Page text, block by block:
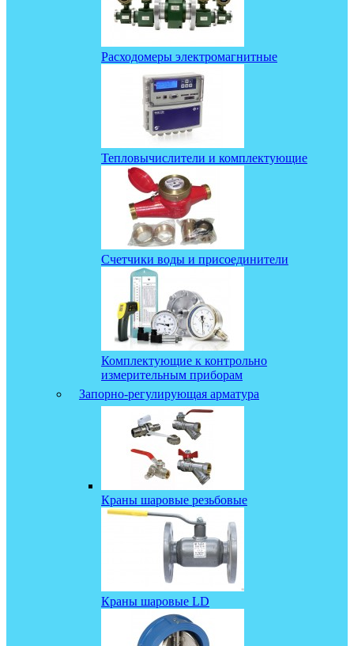
Расходомеры электромагнитные
Тепловычислители и комплектующие
Счетчики воды и присоединители
Комплектующие к контрольно
измерительным приборам
Запорно-регулирующая арматура
Краны шаровые резьбовые
Краны шаровые LD